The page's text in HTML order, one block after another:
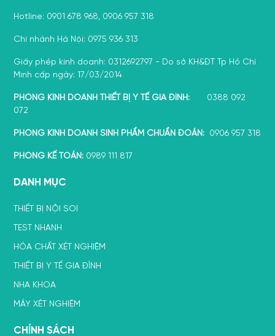
Hotline: 0901 678 968, 0906 957 318
Chi nhánh Hà Nội: 0975 936 313
Giấy phép kinh doanh: 0312692797 - Do sở KH&ĐT Tp Hồ Chí
Minh cấp ngày: 17/03/2014
PHÒNG KINH DOANH THIẾT BỊ Y TẾ GIA ĐÌNH: 0388 092
072
PHÒNG KINH DOANH SINH PHẨM CHUẨN ĐOÁN: 0906 957 318
PHÒNG KẾ TOÁN: 0989 111 817
DANH MỤC
THIẾT BỊ NỘI SOI
TEST NHANH
HÓA CHẤT XÉT NGHIỆM
THIẾT BỊ Y TẾ GIA ĐÌNH
NHA KHOA
MÁY XÉT NGHIỆM
CHÍNH SÁCH